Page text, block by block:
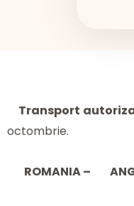
Transport
octombrie.
ROMANIA –